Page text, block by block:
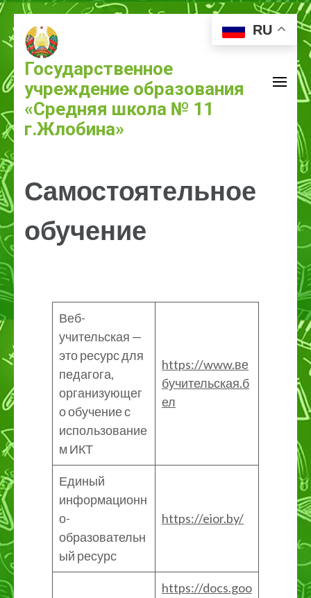
Государственное
учреждение образования
«Средняя школа № 11
г.Жлобина»
Самостоятельное
обучение
Веб-
учительская —
это ресурс для
педагога,
организующег
о обучение с
использование
м ИКТ
https://www.ве
бучительская.б
ел
Единый
информационн
о-
образовательн
ый ресурс
https://eior.by/
https://docs.goo
RU